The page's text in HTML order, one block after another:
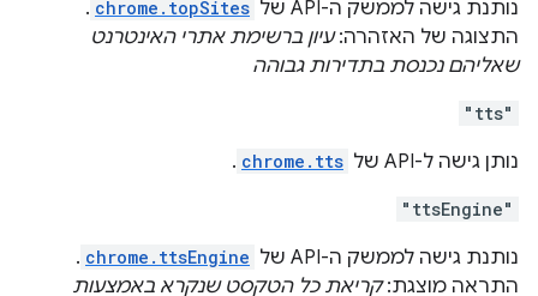
נותנת גישה לממשק ה-API של chrome.topSites
.
התצוגה של האזהרה:עיון ברשימת אתרי האינטרנט
שאליהם נכנסת בתדירות גבוהה
"tts"
נותן גישה ל-API של chrome.tts
.
"ttsEngine"
נותנת גישה לממשק ה-API של chrome.ttsEngine
.
התראה מוצגת:קריאת כל הטקסט שנקרא באמצעות